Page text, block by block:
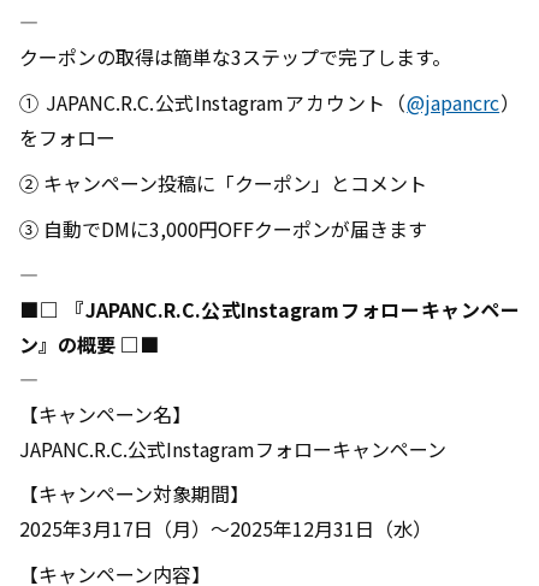
――――――――――――――――――――――――――――――――――――――――
クーポンの取得は簡単な3ステップで完了します。
① JAPANC.R.C.公式Instagramアカウント（@japancrc）
をフォロー
② キャンペーン投稿に「クーポン」とコメント
③ 自動でDMに3,000円OFFクーポンが届きます
――――――――――――――――――――――――――――――――――――――――
■□ 『JAPANC.R.C.公式Instagramフォローキャンペー
ン』の概要 □■
――――――――――――――――――――――――――――――――――――――――
【キャンペーン名】
JAPANC.R.C.公式Instagramフォローキャンペーン
【キャンペーン対象期間】
2025年3月17日（月）～2025年12月31日（水）
【キャンペーン内容】